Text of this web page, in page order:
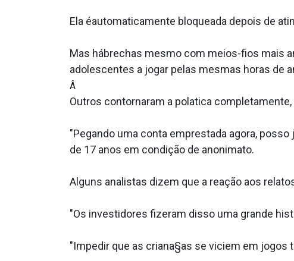
Ela éautomaticamente bloqueada depois de
Mas hábrechas mesmo com meios-fios mais
adolescentes a jogar pelas mesmas horas de
Â
Outros contornaram a pola­tica
"Pegando uma conta emprestada agora,
de 17 anos em condição de anonimato.
Alguns analistas dizem que a reação aos
"Os investidores fizeram disso uma grande
"Impedir que as criana§as se viciem em jogos